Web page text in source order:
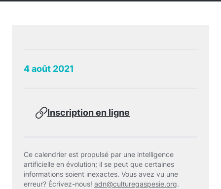
4 août 2021
Inscription en ligne
Ce calendrier est propulsé par une intelligence
artificielle en évolution; il se peut que certaines
informations soient inexactes. Vous avez vu une
erreur? Écrivez-nous! adn@culturegaspesie.org.